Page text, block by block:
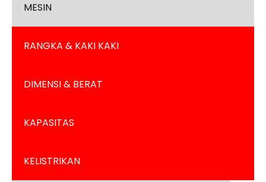
MESIN
RANGKA & KAKI KAKI
DIMENSI & BERAT
KAPASITAS
KELISTRIKAN